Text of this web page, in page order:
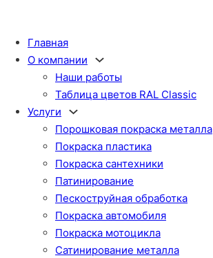
Главная
О компании
Наши работы
Таблица цветов RAL Classic
Услуги
Порошковая покраска металла
Покраска пластика
Покраска сантехники
Патинирование
Пескоструйная обработка
Покраска автомобиля
Покраска мотоцикла
Сатинирование металла